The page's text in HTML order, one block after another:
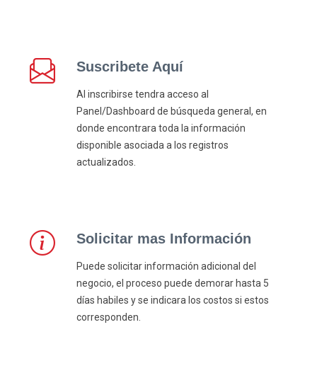
Suscribete Aquí
Al inscribirse tendra acceso al
Panel/Dashboard de búsqueda general, en
donde encontrara toda la información
disponible asociada a los registros
actualizados.
Solicitar mas Información
Puede solicitar información adicional del
negocio, el proceso puede demorar hasta 5
días habiles y se indicara los costos si estos
corresponden.